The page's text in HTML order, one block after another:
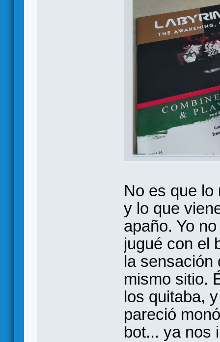
No es que lo
y lo que
apaño. Yo
jugué con el
la sensación
mismo sitio.
los quitaba,
pareció
bot... ya nos